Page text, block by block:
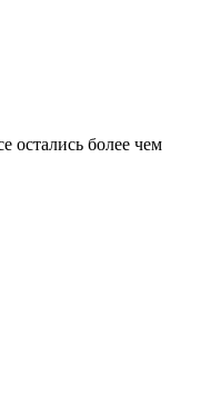
остались более чем